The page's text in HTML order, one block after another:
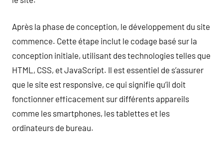
Après la phase de conception, le développement du site
commence. Cette étape inclut le codage basé sur la
conception initiale, utilisant des technologies telles que
HTML, CSS, et JavaScript. Il est essentiel de s’assurer
que le site est responsive, ce qui signifie qu’il doit
fonctionner efficacement sur différents appareils
comme les smartphones, les tablettes et les
ordinateurs de bureau.